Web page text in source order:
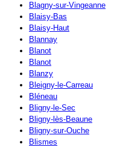
Blagny-sur-Vingeanne
Blaisy-Bas
Blaisy-Haut
Blannay
Blanot
Blanot
Blanzy
Bleigny-le-Carreau
Bléneau
Bligny-le-Sec
Bligny-lès-Beaune
Bligny-sur-Ouche
Blismes